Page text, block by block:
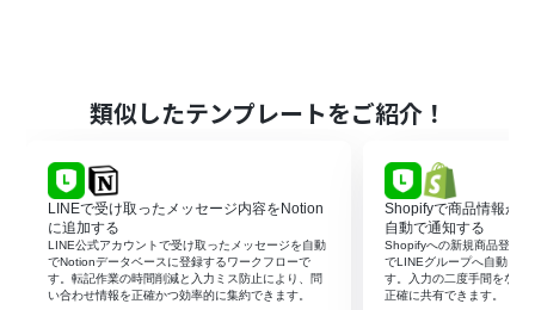
次に、トリガーでLINE公式アカウントを選択し、「ユー
ザーからメッセージを受けとったら」というアクションを
続けて、オペレーションで分岐機能を設定し、特定のキー
ワードが含まれるメッセージを受信した場合のみフロー
が作動するように条件を指定します
次に、オペレーションでAI機能を設定し、LINE公式アカ
ウントのメッセージ内容からフォルダ名に必要な情報を
抽出します
類似したテンプレートをご紹介！
LINEで受け取ったメッセージ内容をNotion
に追加する
LINE公式アカウントで受け取ったメッセージを自動
でNotionデータベースに登録するワークフローで
す。転記作業の時間削減と入力ミス防止により、問
い合わせ情報を正確かつ効率的に集約できます。
Shopifyで商品情報が
自動で通知する
Shopifyへの新規商品登録
でLINEグループへ自動メ
す。入力の二度手間をなく
正確に共有できます。